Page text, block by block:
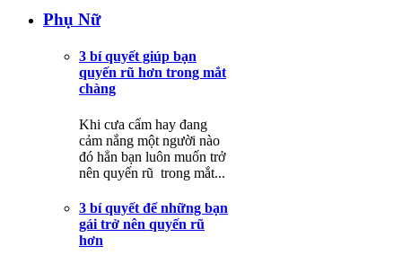
Phụ Nữ
3 bí quyết giúp bạn
quyến rũ hơn trong mắt
chàng
Khi cưa cẩm hay đang
cảm nắng một người nào
đó hẳn bạn luôn muốn trở
nên quyến rũ trong mắt...
3 bí quyết để những bạn
gái trở nên quyến rũ
hơn